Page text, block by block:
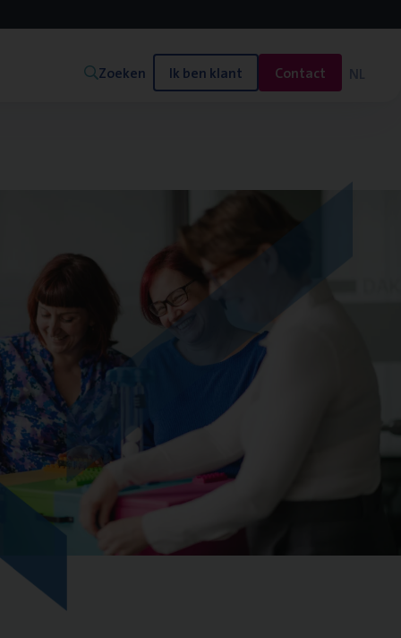
Zoeken Ik ben klant Contact NL